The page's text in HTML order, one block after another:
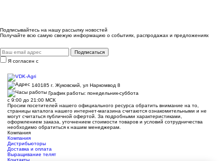
Подписывайтесь на нашу рассылку новостей
Получайте всю самую свежую информацию о событиях, распродажах и предложениях
Подписаться
Я согласен с
140185 г. Жуковский, ул Наркомвод 8
График работы: понедельник-суббота
с 9:00 до 21:00 МСК
Просим посетителей нашего официального ресурса обратить внимание на то,
страницы каталога нашего интернет-магазина считаются ознакомительными и не
могут считаться публичной офертой. За подробными характеристиками,
оформлением заказа, уточнением стоимости товаров и условий сотрудничества
необходимо обратиться к нашим менеджерам.
Компания
Компания
Дистрибьюторы
Доставка и оплата
Выращивание телят
Контакты